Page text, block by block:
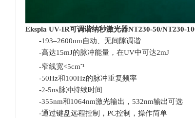
Ekspla UV-IR可调谐纳秒激光器NT230-50/NT230-
-193–2600nm自动、无间隙调谐
-高达15mJ的脉冲能量，在UV中可达2mJ
-窄线宽<5cm-¹
-50Hz和100Hz的脉冲重复频率
-2-5ns脉冲持续时间
-355nm和1064nm激光输出， 532nm输出可选
-通过键盘远程控制， PC控制，操作简单